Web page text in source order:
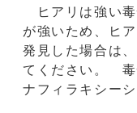
ヒアリは強い毒
が強いため、ヒ
発見した場合は
てください。 毒
ナフィラキシー